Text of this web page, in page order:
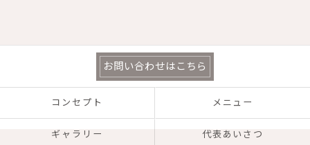
お問い合わせはこちら
コンセプト メニュー
ギャラリー 代表あいさつ